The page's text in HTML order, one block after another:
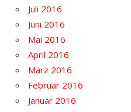
Juli 2016
Juni 2016
Mai 2016
April 2016
März 2016
Februar 2016
Januar 2016